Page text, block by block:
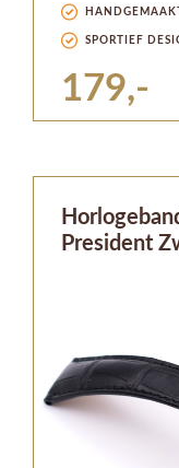
HANDGEMAAKT
SPORTIEF
179,-
President